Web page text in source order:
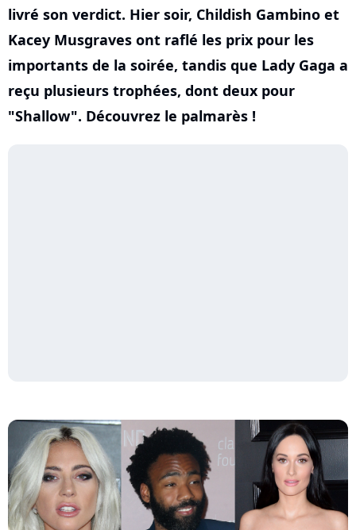
livré son verdict. Hier soir, Childish Gambino et
Kacey Musgraves ont raflé les prix pour les
importants de la soirée, tandis que Lady Gaga a
reçu plusieurs trophées, dont deux pour
"Shallow". Découvrez le palmarès !